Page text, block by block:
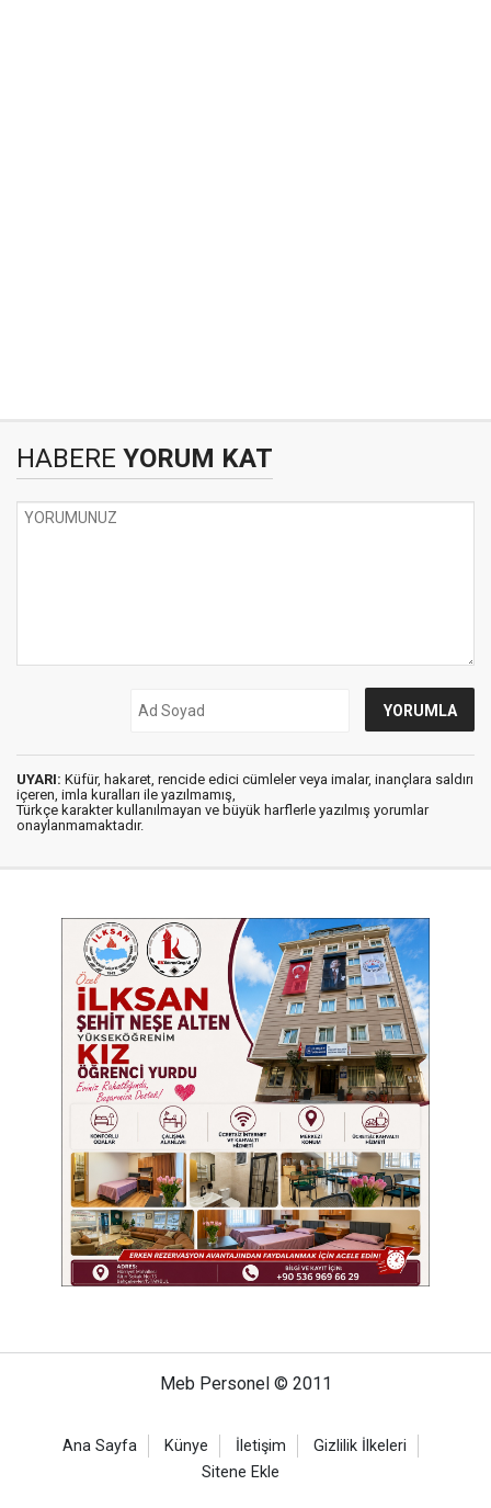
HABERE YORUM KAT
UYARI: Küfür, hakaret, rencide edici cümleler veya imalar, inançlara saldırı
içeren, imla kuralları ile yazılmamış,
Türkçe karakter kullanılmayan ve büyük harflerle yazılmış yorumlar
onaylanmamaktadır.
Meb Personel © 2011
Ana Sayfa Künye İletişim
Gizlilik İlkeleri
Sitene Ekle